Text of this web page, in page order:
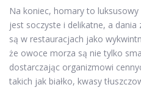
Na koniec, homary to luksusowy
jest soczyste i delikatne, a
są w restauracjach jako
że owoce morza są nie tylko
dostarczając organizmowi
takich jak białko, kwasy